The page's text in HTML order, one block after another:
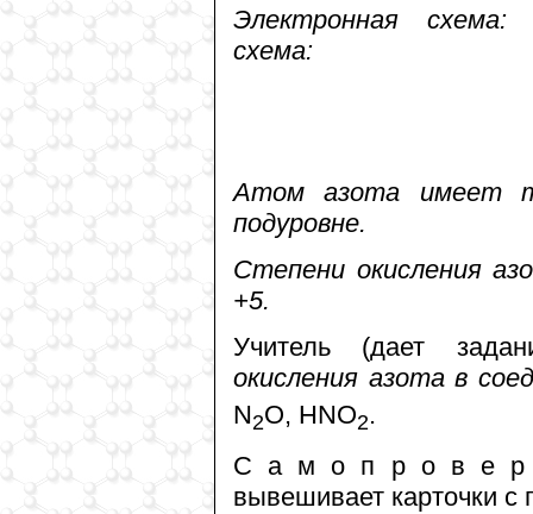
Электронная схема:
схема:
Атом азота имеет
подуровне.
Степени окисления
+5.
Учитель (дает
окисления азота в
N2О, НNO2.
С а м о п р о в е р к
вывешивает карточки с